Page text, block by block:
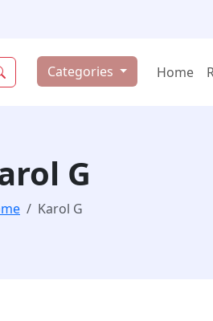
Categories Home
G
Karol G